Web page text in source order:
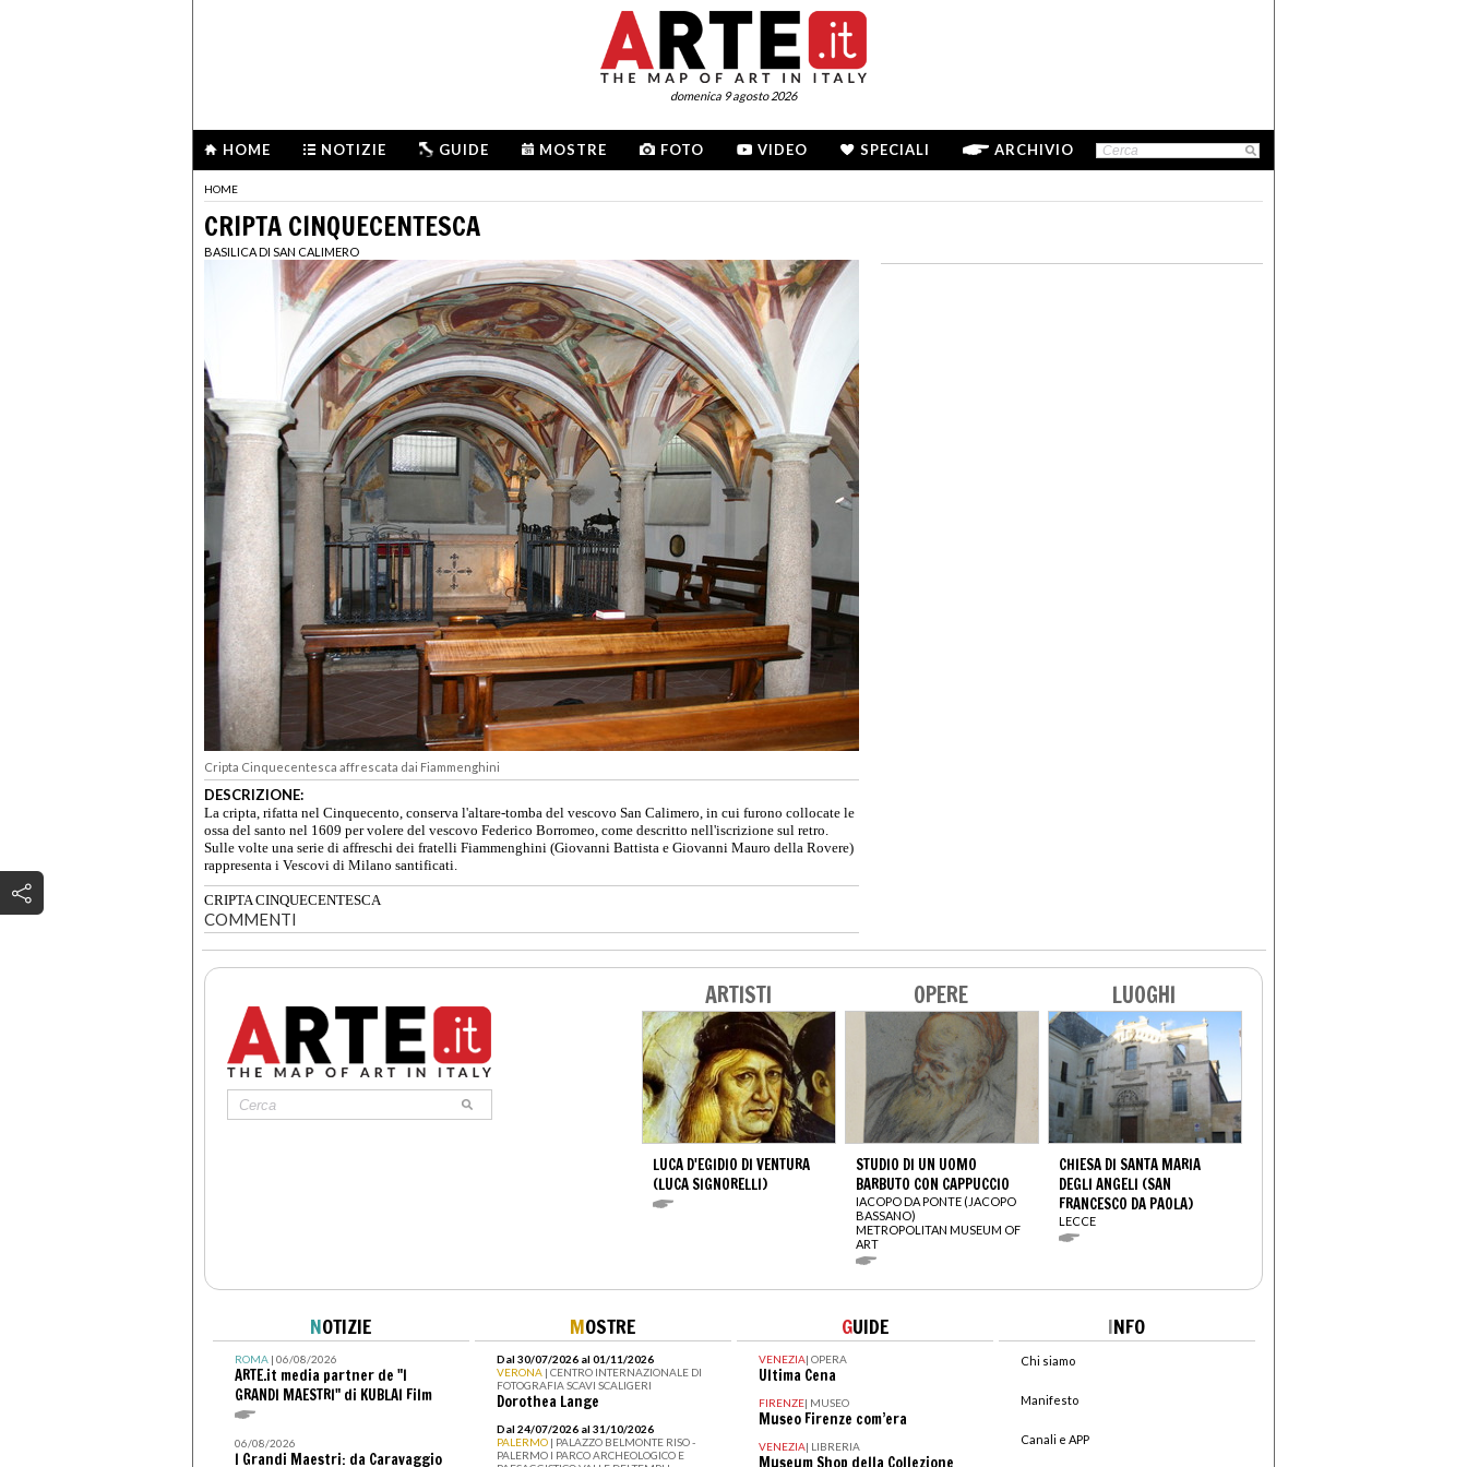
domenica 9 agosto 2026
HOME NOTIZIE GUIDE MOSTRE FOTO VIDEO SPECIALI ARCHIVIO
HOME
CRIPTA CINQUECENTESCA
BASILICA DI SAN CALIMERO
Cripta Cinquecentesca affrescata dai Fiammenghini
DESCRIZIONE:
La cripta, rifatta nel Cinquecento, conserva l'altare-tomba del vescovo San Calimero, in cui furono collocate le
ossa del santo nel 1609 per volere del vescovo Federico Borromeo, come descritto nell'iscrizione sul retro.
Sulle volte una serie di affreschi dei fratelli Fiammenghini (Giovanni Battista e Giovanni Mauro della Rovere)
rappresenta i Vescovi di Milano santificati.
CRIPTA CINQUECENTESCA
COMMENTI
ARTISTI
LUCA D'EGIDIO DI VENTURA
(LUCA SIGNORELLI)
OPERE
STUDIO DI UN UOMO
BARBUTO CON CAPPUCCIO
IACOPO DA PONTE (JACOPO
BASSANO)
METROPOLITAN MUSEUM OF
ART
LUOGHI
CHIESA DI SANTA MARIA
DEGLI ANGELI (SAN
FRANCESCO DA PAOLA)
LECCE
NOTIZIE
ROMA| 06/08/2026
ARTE.it media partner de "I
GRANDI MAESTRI" di KUBLAI Film
06/08/2026
I Grandi Maestri: da Caravaggio
MOSTRE
Dal 30/07/2026 al 01/11/2026
VERONA | CENTRO INTERNAZIONALE DI
FOTOGRAFIA SCAVI SCALIGERI
Dorothea Lange
Dal 24/07/2026 al 31/10/2026
PALERMO | PALAZZO BELMONTE RISO -
PALERMO I PARCO ARCHEOLOGICO E
GUIDE
VENEZIA| OPERA
Ultima Cena
FIRENZE| MUSEO
Museo Firenze com’era
VENEZIA| LIBRERIA
Museum Shop della Collezione
INFO
Chi siamo
Manifesto
Canali e APP